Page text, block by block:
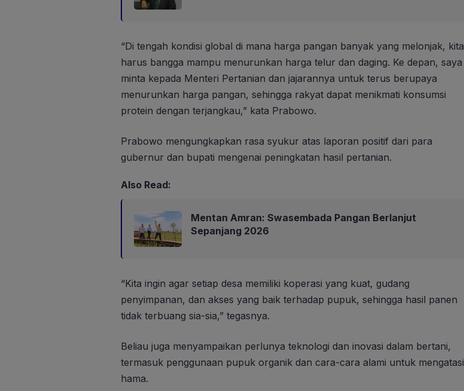
“Di tengah kondisi global di mana harga pangan banyak yang melonjak, kita
harus bangga mampu menurunkan harga telur dan daging. Ke depan, saya
minta kepada Menteri Pertanian dan jajarannya untuk terus berupaya
menurunkan harga pangan, sehingga rakyat dapat menikmati konsumsi
protein dengan terjangkau,” kata Prabowo.
Prabowo mengungkapkan rasa syukur atas laporan positif dari para
gubernur dan bupati mengenai peningkatan hasil pertanian.
Also Read:
Mentan Amran: Swasembada Pangan Berlanjut
Sepanjang 2026
“Kita ingin agar setiap desa memiliki koperasi yang kuat, gudang
penyimpanan, dan akses yang baik terhadap pupuk, sehingga hasil panen
tidak terbuang sia-sia,” tegasnya.
Beliau juga menyampaikan perlunya teknologi dan inovasi dalam bertani,
termasuk penggunaan pupuk organik dan cara-cara alami untuk mengatasi
hama.